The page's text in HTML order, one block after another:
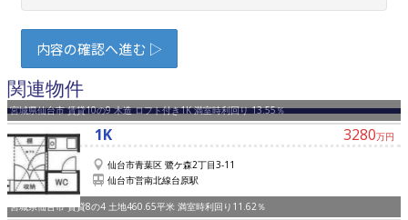
関連物件
宮城県仙台市 賃貸10の9 木造 ロフト付き1K 満室時利回り 13.55％
3280万円
1K
仙台市青葉区 鷺ケ森2丁目3-11
仙台市営南北線台原駅
宮城県仙台市 賃貸8の4 土地460.65平米 満室時利回り11.62％